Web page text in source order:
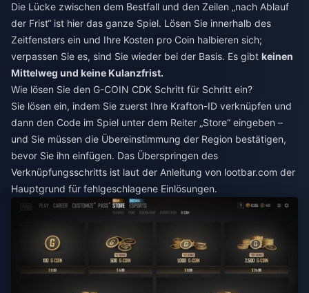
Die Lücke zwischen dem Bestfall und den Zeilen „nach Ablauf
der Frist“ ist hier das ganze Spiel. Lösen Sie innerhalb des
Zeitfensters ein und Ihre Kosten pro Coin halbieren sich;
verpassen Sie es, sind Sie wieder bei der Basis. Es gibt keinen
Mittelweg und keine Kulanzfrist.
Wie lösen Sie den G-COIN CDK Schritt für Schritt ein?
Sie lösen ein, indem Sie zuerst Ihre Krafton-ID verknüpfen und
dann den Code im Spiel unter dem Reiter „Store“ eingeben –
und Sie müssen die Übereinstimmung der Region bestätigen,
bevor Sie ihn einfügen. Das Überspringen des
Verknüpfungsschritts ist laut der Anleitung von lootbar.com der
Hauptgrund für fehlgeschlagene Einlösungen.